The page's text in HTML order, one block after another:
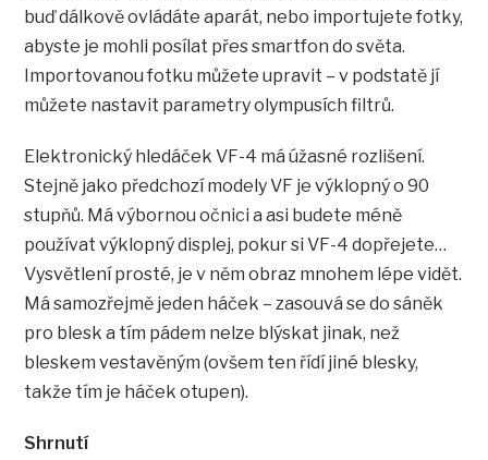
buď dálkově ovládáte aparát, nebo importujete fotky,
abyste je mohli posílat přes smartfon do světa.
Importovanou fotku můžete upravit – v podstatě jí
můžete nastavit parametry olympusích filtrů.
Elektronický hledáček VF-4 má úžasné rozlišení.
Stejně jako předchozí modely VF je výklopný o 90
stupňů. Má výbornou očnici a asi budete méně
používat výklopný displej, pokur si VF-4 dopřejete…
Vysvětlení prosté, je v něm obraz mnohem lépe vidět.
Má samozřejmě jeden háček – zasouvá se do sáněk
pro blesk a tím pádem nelze blýskat jinak, než
bleskem vestavěným (ovšem ten řídí jiné blesky,
takže tím je háček otupen).
Shrnutí